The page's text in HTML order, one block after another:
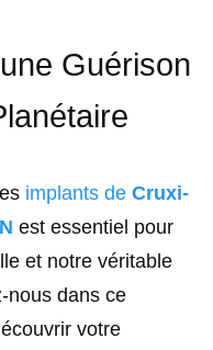
Guérison
implants de Cruxi-
est essentiel pour
et notre véritable
nous dans ce
votre